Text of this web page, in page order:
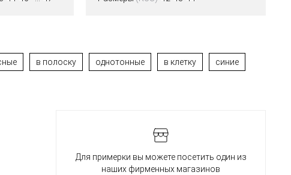
в полоску однотонные в клетку синие
Для примерки вы можете посетить один из
наших фирменных магазинов